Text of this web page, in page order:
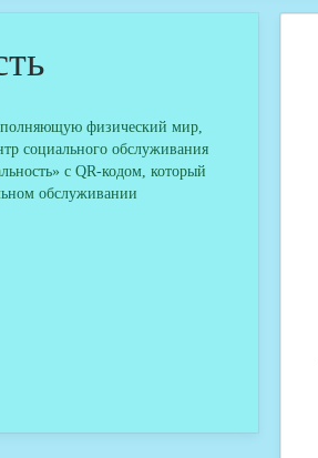
физический мир,
социального обслуживания
с QR-кодом, который
обслуживании